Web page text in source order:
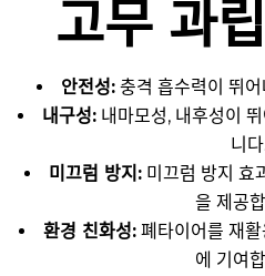
고무 과
안전성:충격 흡수력이 뛰어
내구성:내마모성, 내후성이
니다.
미끄럼 방지: 미끄럼 방지 효
을 제공
환경 친화성:폐타이어를 재활
에 기여